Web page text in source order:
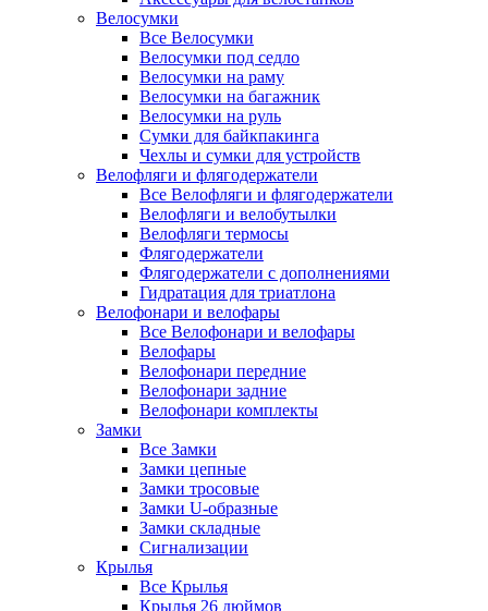
Велосумки
Все Велосумки
Велосумки под седло
Велосумки на раму
Велосумки на багажник
Велосумки на руль
Сумки для байкпакинга
Чехлы и сумки для устройств
Велофляги и флягодержатели
Все Велофляги и флягодержатели
Велофляги и велобутылки
Велофляги термосы
Флягодержатели
Флягодержатели с дополнениями
Гидратация для триатлона
Велофонари и велофары
Все Велофонари и велофары
Велофары
Велофонари передние
Велофонари задние
Велофонари комплекты
Замки
Все Замки
Замки цепные
Замки тросовые
Замки U-образные
Замки складные
Сигнализации
Крылья
Все Крылья
Крылья 26 дюймов